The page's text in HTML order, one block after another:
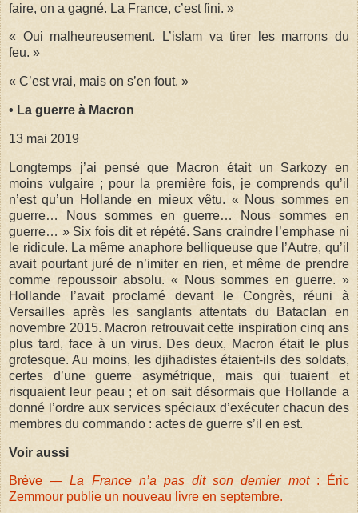
faire, on a gagné. La France, c’est fini. »
« Oui malheureusement. L’islam va tirer les marrons du
feu. »
« C’est vrai, mais on s’en fout. »
• La guerre à Macron
13 mai 2019
Longtemps j’ai pensé que Macron était un Sarkozy en
moins vulgaire ; pour la première fois, je comprends qu’il
n’est qu’un Hollande en mieux vêtu. « Nous sommes en
guerre… Nous sommes en guerre… Nous sommes en
guerre… » Six fois dit et répété. Sans craindre l’emphase ni
le ridicule. La même anaphore belliqueuse que l’Autre, qu’il
avait pourtant juré de n’imiter en rien, et même de prendre
comme repoussoir absolu. « Nous sommes en guerre. »
Hollande l’avait proclamé devant le Congrès, réuni à
Versailles après les sanglants attentats du Bataclan en
novembre 2015. Macron retrouvait cette inspiration cinq ans
plus tard, face à un virus. Des deux, Macron était le plus
grotesque. Au moins, les djihadistes étaient-ils des soldats,
certes d’une guerre asymétrique, mais qui tuaient et
risquaient leur peau ; et on sait désormais que Hollande a
donné l’ordre aux services spéciaux d’exécuter chacun des
membres du commando : actes de guerre s’il en est.
Voir aussi
Brève —La France n’a pas dit son dernier mot: Éric
Zemmour publie un nouveau livre en septembre.